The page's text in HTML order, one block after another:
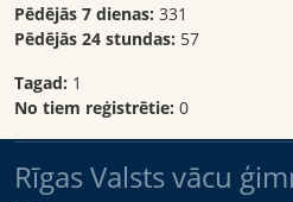
Pēdējās 7 dienas: 331
Pēdējās 24 stundas: 57
Tagad: 1
No tiem reģistrētie: 0
Rīgas Valsts vācu